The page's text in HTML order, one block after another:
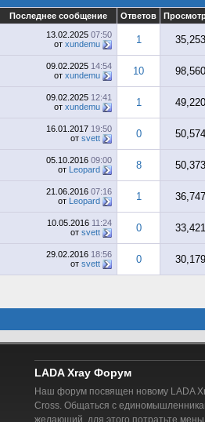
Последнее сообщение Ответов
13.02.2025 07:50
от xundemu 1 35,253
09.02.2025 14:54
от xundemu 10 98,560
09.02.2025 12:41
от xundemu 1 49,220
16.01.2017 19:50
от svett 0 50,574
05.10.2016 09:00
от Leopard 8 50,373
21.06.2016 07:16
от Leopard 1 36,747
10.05.2016 11:24
от svett 0 33,421
29.02.2016 18:56
от svett 0 30,179
LADA Xray Форум
Наш форум посвящен новому LADA
Cross. Общаться с
желающий, для этого потратьте